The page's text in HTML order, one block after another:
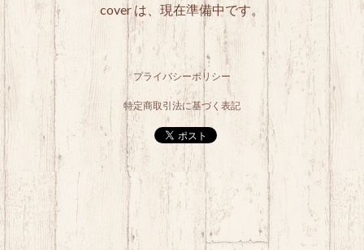
cover は、現在準備中です。
プライバシーポリシー
特定商取引法に基づく表記